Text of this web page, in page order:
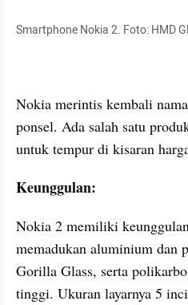
Smartphone Nokia 2. Foto: HMD
Nokia merintis kembali
ponsel. Ada salah satu
untuk tempur di kisaran
Keunggulan:
Nokia 2 memiliki
memadukan aluminium dan
Gorilla Glass, serta
tinggi. Ukuran layarnya 5